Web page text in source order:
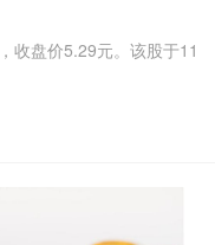
收盘价5.29元。该股于11